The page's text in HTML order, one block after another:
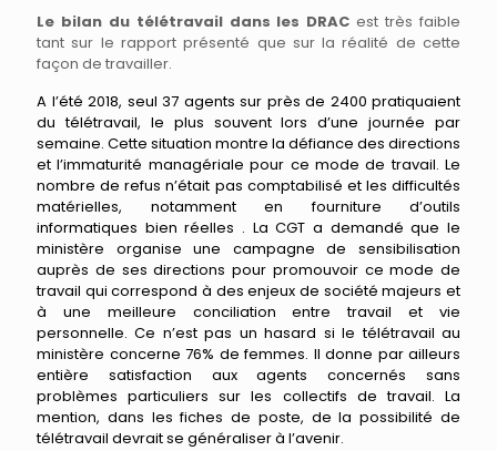
Le bilan du télétravail dans les DRACest très faible
tant sur le rapport présenté que sur la réalité de cette
façon de travailler.
A l’été 2018, seul 37 agents sur près de 2400 pratiquaient
du télétravail, le plus souventlors d’une journée par
semaine. Cette situation montre la défiance des directions
et l’immaturité managériale pour ce mode de travail. Le
nombre de refus n’était pas comptabilisé et les difficultés
matérielles, notamment en fourniture d’outils
informatiques bienréelles . La CGT a demandé que le
ministère organise une campagne de sensibilisation
auprès de ses directions pour promouvoir ce mode de
travail qui correspond à des enjeux de société majeurs et
à une meilleure conciliation entre travail et vie
personnelle. Ce n’est pas un hasard si le télétravail au
ministère concerne 76% de femmes. Il donne par ailleurs
entière satisfaction aux agents concernés sans
problèmes particuliers sur les collectifs de travail. La
mention, dans les fiches de poste, de la possibilité de
télétravail devrait se généraliserà l’avenir.